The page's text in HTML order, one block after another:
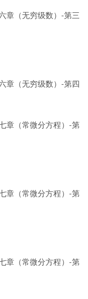
章（无穷级数）-第三
章（无穷级数）-第四
章（常微分方程）-第
章（常微分方程）-第
章（常微分方程）-第